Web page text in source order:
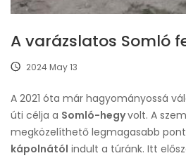
A varázslatos Somló
2024 May 13
A 2021 óta már hagyományossá
úti célja a Somló-hegyvolt. A
megközelíthető legmagasabb
kápolnától indult a túránk. Itt